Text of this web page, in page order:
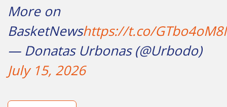
More on
BasketNewshttps://t.co/
— Donatas Urbonas (@Urbodo)
July 15, 2026